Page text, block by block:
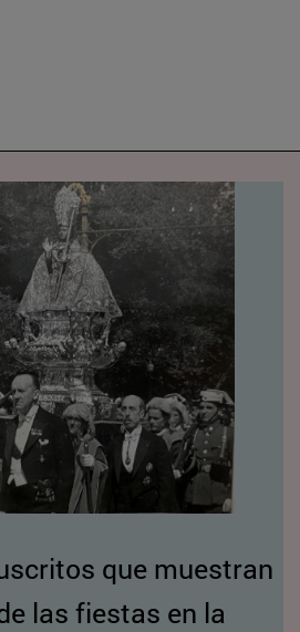
que muestran
las fiestas en la